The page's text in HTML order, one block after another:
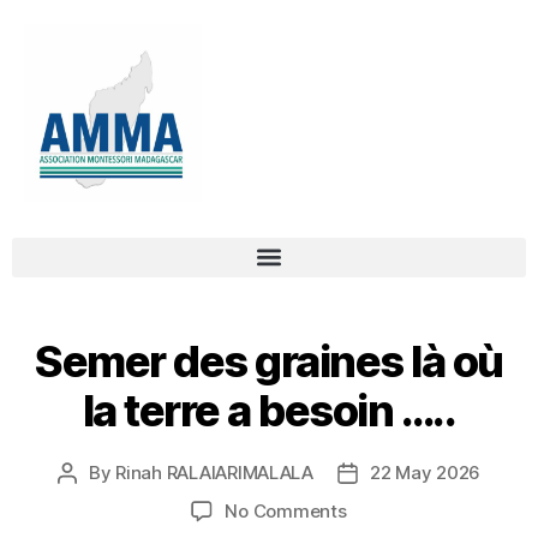
Semer des graines là où
la terre a besoin …..
By Rinah RALAIARIMALALA
22 May 2026
No Comments